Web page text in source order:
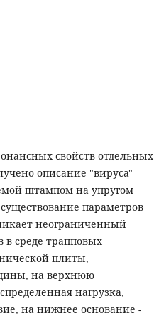
свойств отдельных
описание "вируса"
штампом на упругом
параметров
неограниченный
в среде трапповых
плиты,
на верхнюю
нагрузка,
на нижнее основание -